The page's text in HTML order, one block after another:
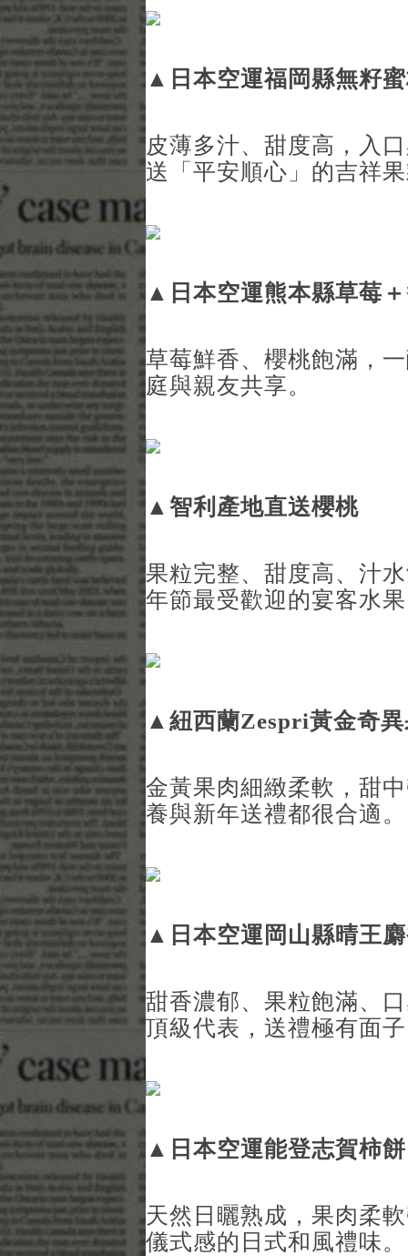
▲ 日本空運福岡縣無籽
皮薄多汁、甜度高，入
送「平安順心」的吉祥
▲ 日本空運熊本縣草莓
草莓鮮香、櫻桃飽滿，
庭與親友共享。
▲ 智利產地直送櫻桃
果粒完整、甜度高、汁
年節最受歡迎的宴客水
▲ 紐西蘭Zespri黃金奇
金黃果肉細緻柔軟，甜
養與新年送禮都很合適。
▲ 日本空運岡山縣晴王
甜香濃郁、果粒飽滿、
頂級代表，送禮極有面
▲ 日本空運能登志賀柿餅
天然日曬熟成，果肉柔
儀式感的日式和風禮味。